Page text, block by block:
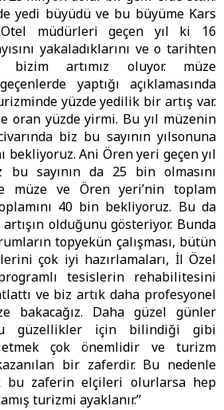
yedi büyüdü ve bu büyüme Kars
Otel müdürleri geçen yıl ki 16
yakaladıklarını ve o tarihten
bizim artımız oluyor. müze
yaptığı açıklamasında
yüzde yedilik bir artış var.
oran yüzde yirmi. Bu yıl müzenin
biz bu sayının yılsonuna
bekliyoruz. Ani Ören yeri geçen yıl
sayının da 25 bin olmasını
müze ve Ören yeri’nin toplam
40 bin bekliyoruz. Bu da
olduğunu gösteriyor. Bunda
topyekün çalışması, bütün
çok iyi hazırlamaları, İl Özel
tesislerin rehabilitesini
ve biz artık daha profesyonel
bakacağız. Daha güzel günler
güzellikler için bilindiği gibi
çok önemlidir ve turizm
bir zaferdir. Bu nedenle
bu zaferin elçileri olurlarsa hep
turizmi ayaklanır.”